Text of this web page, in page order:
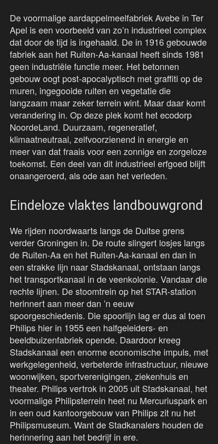
De voormalige aardappelmeelfabriek Avebe in Ter
Apel is een voorbeeld van zo’n industrieel complex
dat door de tijd is ingehaald. De in 1916 gebouwde
fabriek aan het Ruiten-Aa-kanaal heeft sinds 1981
geen industriële functie meer. Het betonnen
gebouw oogt post-apocalyptisch met graffiti op de
muren, ingegooide ruiten en vegetatie die
langzaam maar zeker terrein wint. Maar daar komt
verandering in. Op deze plek komt het ecodorp
NoordeLand. Duurzaam, regeneratief,
klimaatneutraal, zelfvoorzienend in energie en
meer van dat fraais voor een zonnige en zorgeloze
toekomst. Een deel van dit industrieel erfgoed blijft
onaangeroerd, als ode aan het verleden.
Eindeloze vlaktes landbouwgrond
We rijden noordwaarts langs de Duitse grens
verder Groningen in. De route slingert losjes langs
de Ruiten-Aa en het Ruiten-Aa-kanaal en dan in
een strakke lijn naar Stadskanaal, ontstaan langs
het transportkanaal in de veenkolonie. Vandaar die
rechte lijnen. De stoomtrein op het STAR-station
herinnert aan meer dan ’n eeuw
spoorgeschiedenis. Die spoorlijn lag er dus al toen
Philips hier in 1955 een halfgeleiders- en
beeldbuizenfabriek opende. Daardoor kreeg
Stadskanaal een enorme economische impuls, met
werkgelegenheid, verbeterde infrastructuur, nieuwe
woonwijken, sportverenigingen, ziekenhuis en
theater. Philips vertrok in 2005 uit Stadskanaal, het
voormalige Philipsterrein heet nu Mercuriuspark en
in een oud kantoorgebouw van Philips zit nu het
Philipsmuseum. Want de Stadkanalers houden de
herinnering aan het bedrijf in ere.